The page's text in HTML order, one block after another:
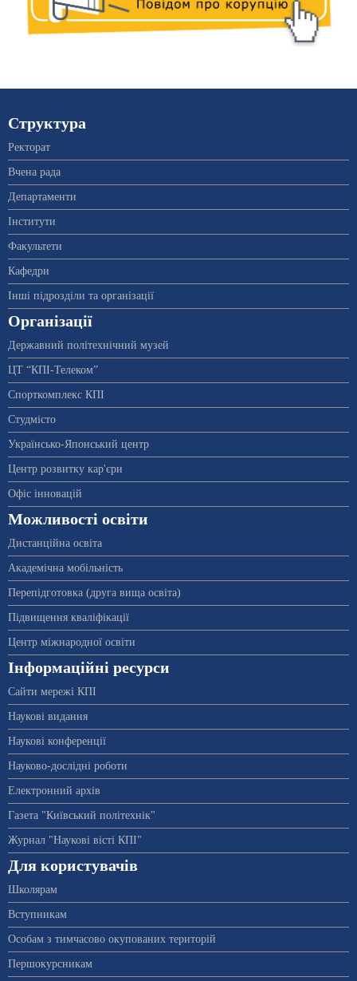
Структура
Ректорат
Вчена рада
Департаменти
Інститути
Факультети
Кафедри
Інші підрозділи та організації
Організації
Державний політехнічний музей
ЦТ “КПІ-Телеком”
Спорткомплекс КПІ
Студмісто
Українсько-Японський центр
Центр розвитку кар'єри
Офіс інновацій
Можливості освіти
Дистанційна освіта
Академічна мобільність
Перепідготовка (друга вища освіта)
Підвищення кваліфікації
Центр міжнародної освіти
Інформаційні ресурси
Сайти мережі КПІ
Наукові видання
Наукові конференції
Науково-дослідні роботи
Електронний архів
Газета "Київський політехнік"
Журнал "Наукові вісті КПІ"
Для користувачів
Школярам
Вступникам
Особам з тимчасово окупованих територій
Першокурсникам